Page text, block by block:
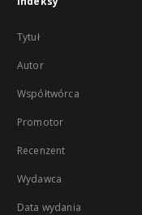
Tytuł
Autor
Współtwórca
Promotor
Recenzent
Wydawca
Data wydania